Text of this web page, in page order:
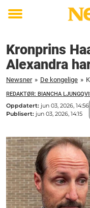
Toggle
Kronprins
Alexandra
Newsner » De kongelige »
REDAKTØR: BIANCHA
Oppdatert: jun 03, 2026, 14:56
Publisert: jun 03, 2026, 14:15